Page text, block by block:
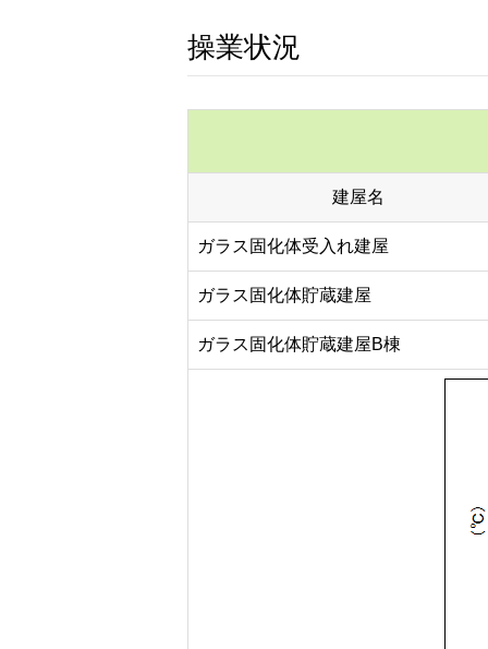
操業状況
建屋名
ガラス固化体受入れ建屋
ガラス固化体貯蔵建屋
ガラス固化体貯蔵建屋B棟